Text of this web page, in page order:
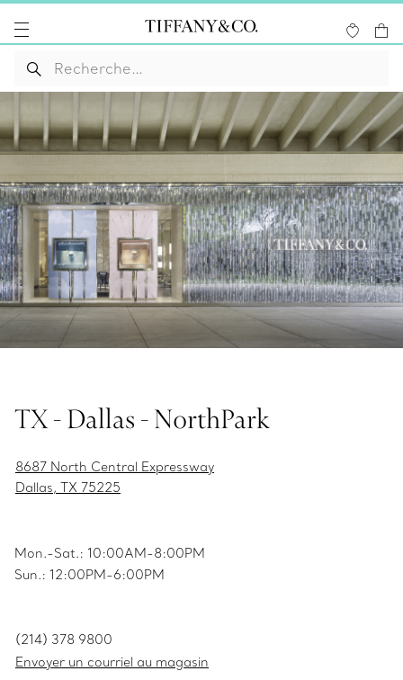
TX - Dallas - NorthPark
8687 North Central Expressway
Dallas, TX 75225
Mon.-Sat.: 10:00AM-8:00PM
Sun.: 12:00PM-6:00PM
(214) 378 9800
Envoyer un courriel au magasin